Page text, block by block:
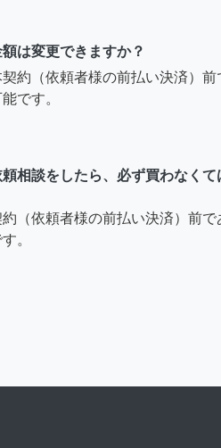
は変更できますか？
約（依頼者様の前払い決済）前
です。
相談をしたら、必ず買わなくて
（依頼者様の前払い決済）前で
。